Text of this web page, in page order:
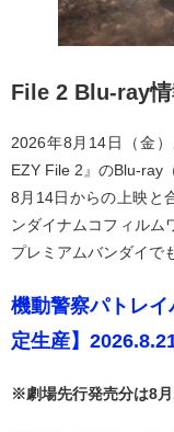
File 2 Blu-ray
2026年8月14日（金
EZY File 2』のBlu-ray
8月14日からの上映と
ンダイナムコフィルム
プレミアムバンダイで
機動警察パトレ
定生産】
※劇場先行発売分は8